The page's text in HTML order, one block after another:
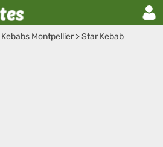
Kebabs Montpellier >Star Kebab